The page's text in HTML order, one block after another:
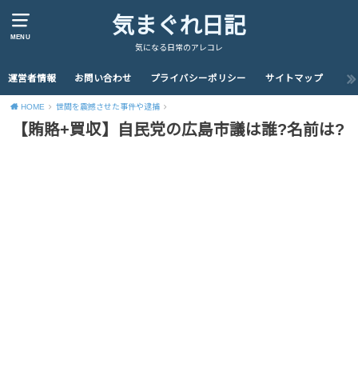
MENU 気まぐれ日記
気になる日常のアレコレ
運営者情報 お問い合わせ プライバシーポリシー サイトマップ
HOME 世間を震撼させた事件や逮捕
【賄賂+買収】自民党の広島市議は誰?名前は?